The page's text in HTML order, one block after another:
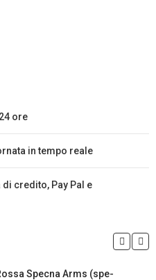
ore
in tempo reale
credito, Pay Pal e
Specna Arms (spe-